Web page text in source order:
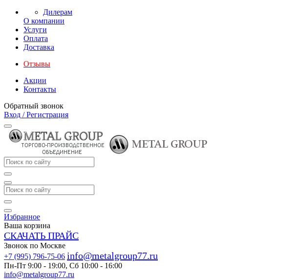
Дилерам
О компании
Услуги
Оплата
Доставка
Отзывы
Акции
Контакты
Обратный звонок
Вход / Регистрация
Избранное
Ваша корзина
СКАЧАТЬ ПРАЙС
Звонок по Москве
+7 (995) 796-75-06 info@metalgroup77.ru
Пн-Пт 9:00 - 19:00, Сб 10:00 - 16:00
info@metalgroup77.ru